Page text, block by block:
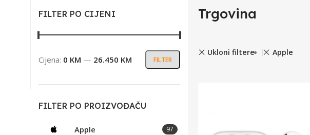
FILTER PO CIJENI
FILTER
Cijena: 0 KM — 26.450 KM
FILTER PO PROIZVOĐAČU
Apple 97
Trgovina
Ukloni filtere Apple